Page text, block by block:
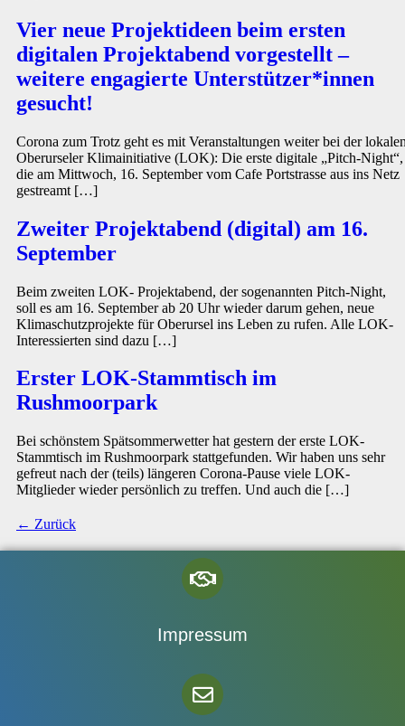
Vier neue Projektideen beim ersten
digitalen Projektabend vorgestellt –
weitere engagierte Unterstützer*innen
gesucht!
Corona zum Trotz geht es mit Veranstaltungen weiter bei der
Oberurseler Klimainitiative (LOK): Die erste digitale „Pitch-Night“,
die am Mittwoch, 16. September vom Cafe Portstrasse aus ins Netz
gestreamt […]
Zweiter Projektabend (digital) am 16.
September
Beim zweiten LOK- Projektabend, der sogenannten Pitch-Night,
soll es am 16. September ab 20 Uhr wieder darum gehen, neue
Klimaschutzprojekte für Oberursel ins Leben zu rufen. Alle LOK-
Interessierten sind dazu […]
Erster LOK-Stammtisch im
Rushmoorpark
Bei schönstem Spätsommerwetter hat gestern der erste LOK-
Stammtisch im Rushmoorpark stattgefunden. Wir haben uns sehr
gefreut nach der (teils) längeren Corona-Pause viele LOK-
Mitglieder wieder persönlich zu treffen. Und auch die […]
← Zurück
Impressum